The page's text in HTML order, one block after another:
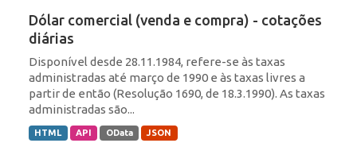
Dólar comercial (venda e compra) - cotações
diárias
Disponível desde 28.11.1984, refere-se às taxas
administradas até março de 1990 e às taxas livres a
partir de então (Resolução 1690, de 18.3.1990). As taxas
administradas são...
HTML API OData JSON